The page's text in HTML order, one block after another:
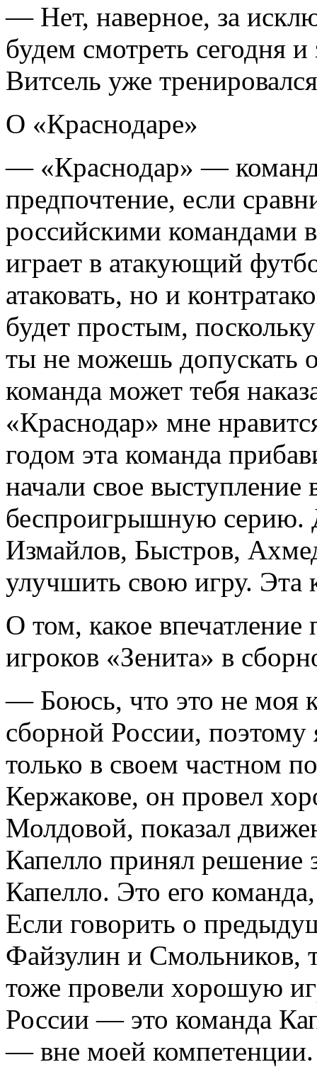
— Нет, наверное, за
будем смотреть сегодня
Витсель уже
О «Краснодаре»
— «Краснодар» —
предпочтение, если
российскими командами
играет в атакующий
атаковать, но и
будет простым,
ты не можешь допускать
команда может тебя
«Краснодар» мне
годом эта команда
начали свое
беспроигрышную серию.
Измайлов, Быстров,
улучшить свою игру. Эта
О том, какое впечатление
игроков «Зенита» в
— Боюсь, что это не моя
сборной России, поэтому
только в своем частном
Кержакове, он провел
Молдовой, показал
Капелло принял решение
Капелло. Это его
Если говорить о
Файзулин и Смольников,
тоже провели хорошую
России — это команда
— вне моей компетенции.